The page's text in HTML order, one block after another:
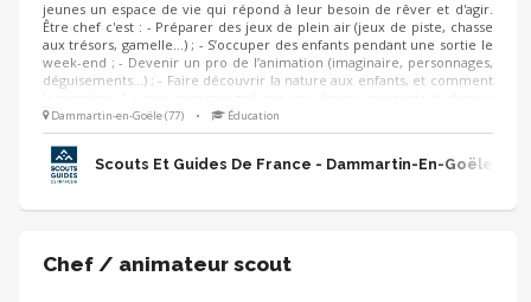
jeunes un espace de vie qui répond à leur besoin de rêver et d'agir.
Être chef c'est : - Préparer des jeux de plein air (jeux de piste, chasse
aux trésors, gamelle…) ; - S’occuper des enfants pendant une sortie le
week-end ; - Devenir un pro de l’animation (imaginaire, personnages,
déguisements…) ; - Faire découvrir la nature aux enfants, et comment
instant.
Dammartin-en-Goële (77) • Éducation
Scouts Et Guides De France - Dammartin-En-Goële
Chef / animateur scout